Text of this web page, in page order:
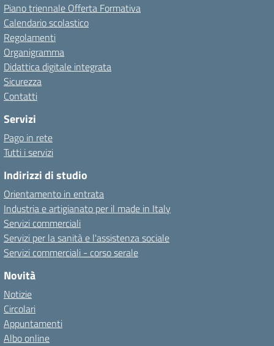
Piano triennale Offerta Formativa
Calendario scolastico
Regolamenti
Organigramma
Didattica digitale integrata
Sicurezza
Contatti
Servizi
Pago in rete
Tutti i servizi
Indirizzi di studio
Orientamento in entrata
Industria e artigianato per il made in Italy
Servizi commerciali
Servizi per la sanità e l'assistenza sociale
Servizi commerciali - corso serale
Novità
Notizie
Circolari
Appuntamenti
Albo online